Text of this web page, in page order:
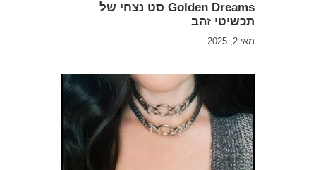
Golden Dreams סט נצחי של
תכשיטי זהב
מאי 2, 2025